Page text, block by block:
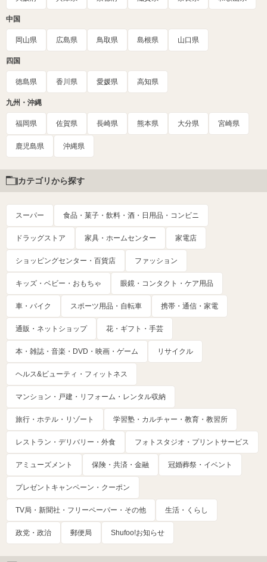
中国
岡山県 広島県 鳥取県 島根県 山口県
四国
徳島県 香川県 愛媛県 高知県
九州・沖縄
福岡県 佐賀県 長崎県 熊本県 大分県 宮崎県
鹿児島県 沖縄県
カテゴリから探す
スーパー 食品・菓子・飲料・酒・日用品・コンビニ
ドラッグストア 家具・ホームセンター 家電店
ショッピングセンター・百貨店 ファッション
キッズ・ベビー・おもちゃ 眼鏡・コンタクト・ケア用品
車・バイク スポーツ用品・自転車 携帯・通信・家電
通販・ネットショップ 花・ギフト・手芸
本・雑誌・音楽・DVD・映画・ゲーム リサイクル
ヘルス&ビューティ・フィットネス
マンション・戸建・リフォーム・レンタル収納
旅行・ホテル・リゾート 学習塾・カルチャー・教育・教習所
レストラン・デリバリー・外食 フォトスタジオ・プリントサービス
アミューズメント 保険・共済・金融 冠婚葬祭・イベント
プレゼントキャンペーン・クーポン
TV局・新聞社・フリーペーパー・その他 生活・くらし
政党・政治 郵便局 Shufoo!お知らせ